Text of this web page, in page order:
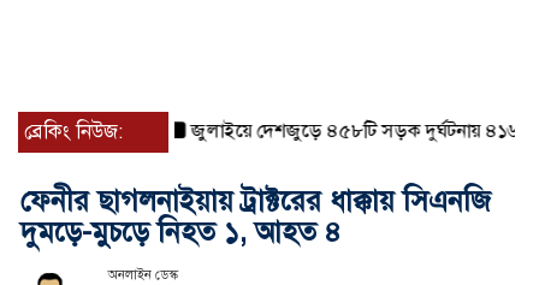
ব্রেকিং নিউজ: জুলাইয়ে দেশজুড়ে ৪৫৮টি সড়ক দুর্ঘটনায় ৪১৬ জন
ফেনীর ছাগলনাইয়ায় ট্রাক্টরের ধাক্কায় সিএনজি
দুমড়ে-মুচড়ে নিহত ১, আহত ৪
অনলাইন ডেস্ক